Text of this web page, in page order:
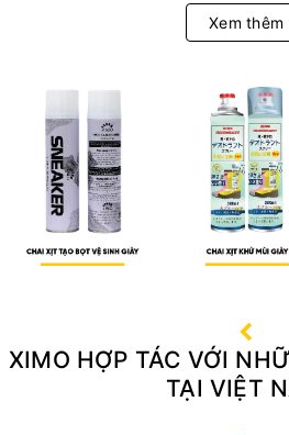
Xem thêm
XIMO HỢP TÁC VỚI
TẠI VIỆT